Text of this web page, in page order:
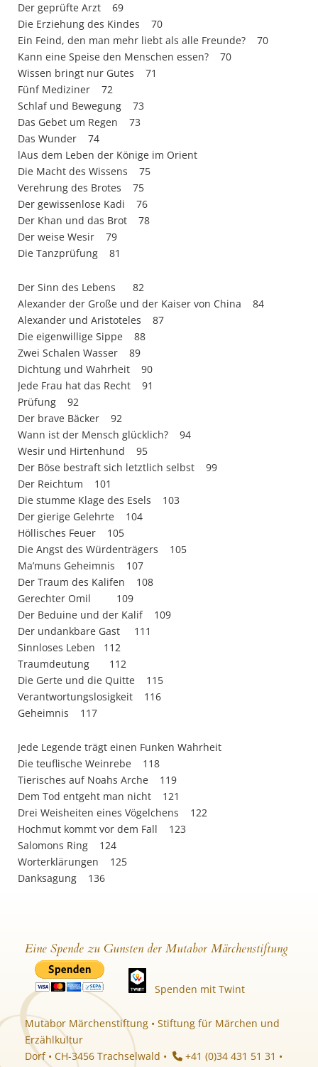
Der geprüfte Arzt 69
Die Erziehung des Kindes 70
Ein Feind, den man mehr liebt als alle Freunde? 70
Kann eine Speise den Menschen essen? 70
Wissen bringt nur Gutes 71
Fünf Mediziner 72
Schlaf und Bewegung 73
Das Gebet um Regen 73
Das Wunder 74
lAus dem Leben der Könige im Orient
Die Macht des Wissens 75
Verehrung des Brotes 75
Der gewissenlose Kadi 76
Der Khan und das Brot 78
Der weise Wesir 79
Die Tanzprüfung 81
Der Sinn des Lebens 82
Alexander der Große und der Kaiser von China 84
Alexander und Aristoteles 87
Die eigenwillige Sippe 88
Zwei Schalen Wasser 89
Dichtung und Wahrheit 90
Jede Frau hat das Recht 91
Prüfung 92
Der brave Bäcker 92
Wann ist der Mensch glücklich? 94
Wesir und Hirtenhund 95
Der Böse bestraft sich letztlich selbst 99
Der Reichtum 101
Die stumme Klage des Esels 103
Der gierige Gelehrte 104
Höllisches Feuer 105
Die Angst des Würdenträgers 105
Ma’muns Geheimnis 107
Der Traum des Kalifen 108
Gerechter Omil 109
Der Beduine und der Kalif 109
Der undankbare Gast 111
Sinnloses Leben 112
Traumdeutung 112
Die Gerte und die Quitte 115
Verantwortungslosigkeit 116
Geheimnis 117
Jede Legende trägt einen Funken Wahrheit
Die teuflische Weinrebe 118
Tierisches auf Noahs Arche 119
Dem Tod entgeht man nicht 121
Drei Weisheiten eines Vögelchens 122
Hochmut kommt vor dem Fall 123
Salomons Ring 124
Worterklärungen 125
Danksagung 136
Eine Spende zu Gunsten der Mutabor Märchenstiftung
Spenden mit Twint
Mutabor Märchenstiftung • Stiftung für Märchen und
Erzählkultur
Dorf • CH-3456 Trachselwald •
+41 (0)34 431 51 31 •